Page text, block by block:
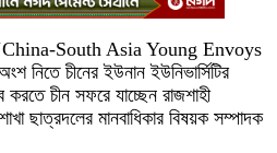
‘China-South Asia Young Envoys
নিতে চীনের ইউনান ইউনিভার্সিটির
করতে চীন সফরে যাচ্ছেন রাজশাহী
শাখা ছাত্রদলের মানবাধিকার বিষয়ক সম্পাদক